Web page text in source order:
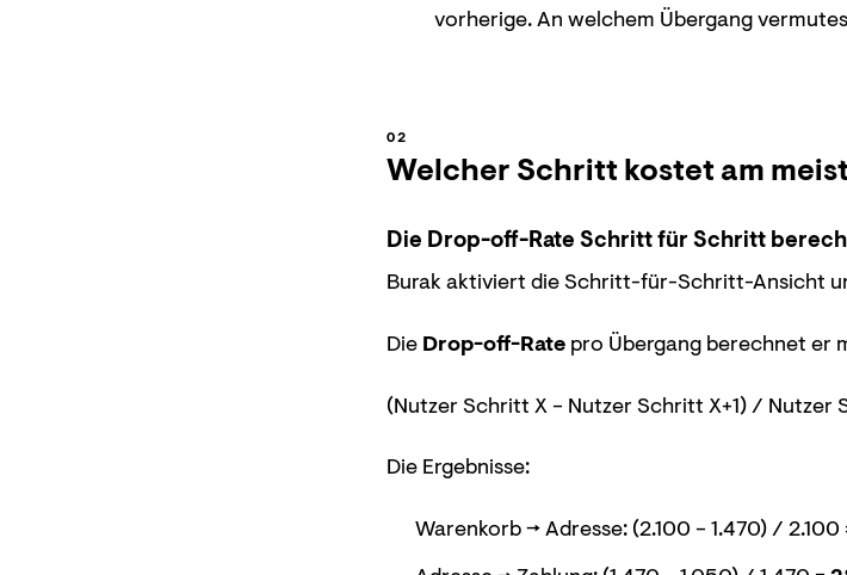
vorherige. An welchem Übergang
Welcher Schritt kostet am
Die Drop-off-Rate Schritt für Schritt
Burak aktiviert die Schritt-für-Schritt-Ansicht
Die Drop-off-Rate pro Übergang berechnet er
(Nutzer Schritt X − Nutzer Schritt X+1) / Nutzer
Die Ergebnisse:
Warenkorb → Adresse: (2.100 − 1.470) / 2.100